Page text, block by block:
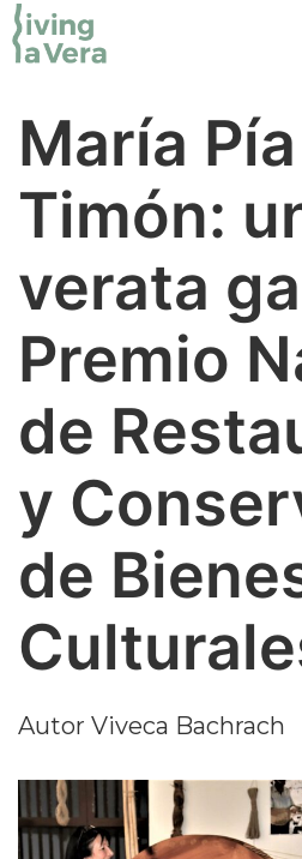
María Pía
Timón:
verata
Premio
de
y
de
Autor Viveca Bachrach